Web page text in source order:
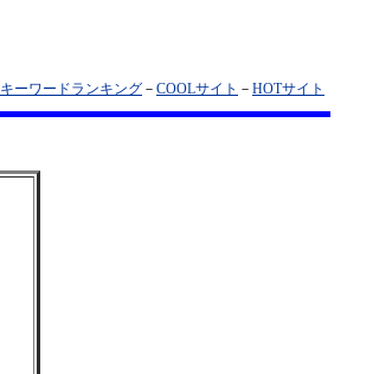
キーワードランキング － COOLサイト － HOTサイト